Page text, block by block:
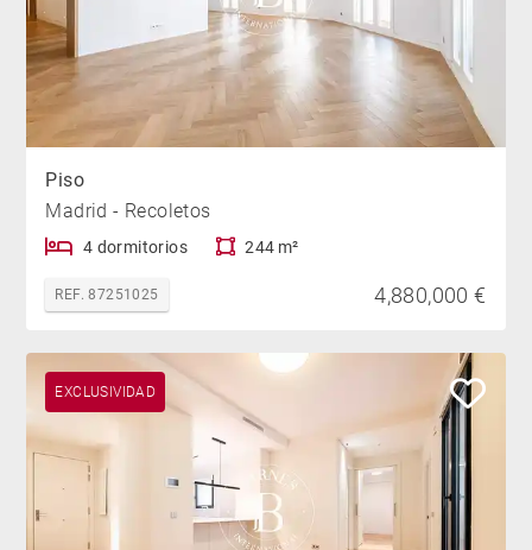
Piso
Madrid - Recoletos
4 dormitorios 244 m²
REF. 87251025 4,880,000 €
EXCLUSIVIDAD